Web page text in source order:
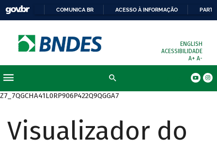
COMUNICA BR ACESSO À INFORMAÇÃO
ENGLISH
ACESSIBILIDADE
A+ A-
Z7_7QGCHA41L0RP906P422Q9QGGA7
Visualizador do